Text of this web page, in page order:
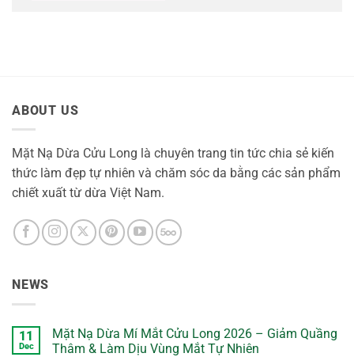
ABOUT US
Mặt Nạ Dừa Cửu Long là chuyên trang tin tức chia sẻ kiến
thức làm đẹp tự nhiên và chăm sóc da bằng các sản phẩm
chiết xuất từ dừa Việt Nam.
NEWS
11
Dec
Mặt Nạ Dừa Mí Mắt Cửu Long 2026 – Giảm Quầng
Thâm & Làm Dịu Vùng Mắt Tự Nhiên